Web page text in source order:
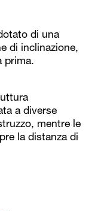
di una
di inclinazione,
prima.
a diverse
mentre le
la distanza di